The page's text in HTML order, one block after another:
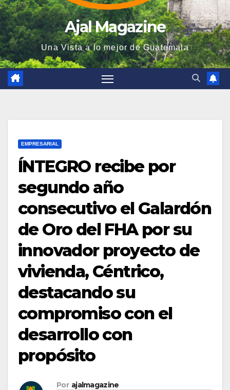
Ajal Magazine
Una Vista a lo mejor de Guatemala
EMPRESARIAL
ÍNTEGRO recibe por
segundo año
consecutivo el Galardón
de Oro del FHA por su
innovador proyecto de
vivienda, Céntrico,
destacando su
compromiso con el
desarrollo con
propósito
Por ajalmagazine